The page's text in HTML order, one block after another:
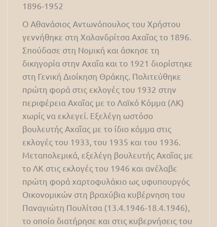
1896-1952
Ο Αθανάσιος Αντωνόπουλος του Χρήστου
γεννήθηκε στη Χαλανδρίτσα Αχαΐας το 1896.
Σπούδασε στη Νομική και άσκησε τη
δικηγορία στην Αχαΐα και το 1921 διορίστηκε
στη Γενική Διοίκηση Θράκης. Πολιτεύθηκε
πρώτη φορά στις εκλογές του 1932 στην
περιφέρεια Αχαΐας με το Λαϊκό Κόμμα (ΛΚ)
χωρίς να εκλεγεί. Εξελέγη ωστόσο
βουλευτής Αχαΐας με το ίδιο κόμμα στις
εκλογές του 1933, του 1935 και του 1936.
Μεταπολεμικά, εξελέγη βουλευτής Αχαΐας με
το ΛΚ στις εκλογές του 1946 και ανέλαβε
πρώτη φορά χαρτοφυλάκιο ως υφυπουργός
Οικονομικών στη βραχύβια κυβέρνηση του
Παναγιώτη Πουλίτσα (13.4.1946-18.4.1946),
το οποίο διατήρησε και στις κυβερνήσεις του